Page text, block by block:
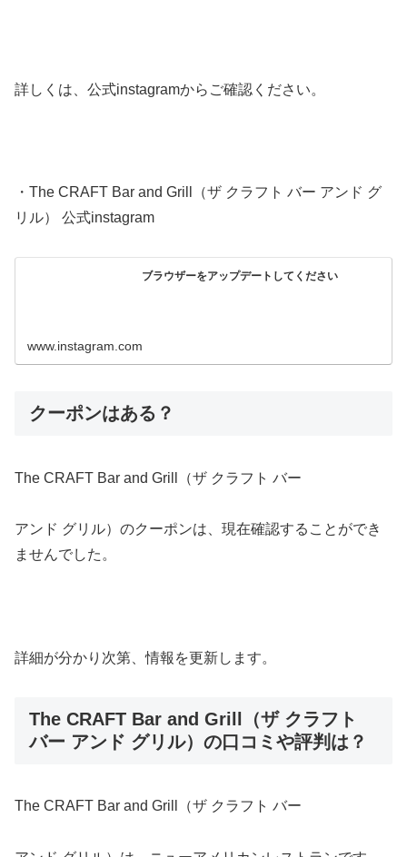
詳しくは、公式instagramからご確認ください。
・The CRAFT Bar and Grill（ザ クラフト バー アンド グ
リル） 公式instagram
ブラウザーをアップデートしてください
www.instagram.com
クーポンはある？
The CRAFT Bar and Grill（ザ クラフト バー
アンド グリル）のクーポンは、現在確認することができ
ませんでした。
詳細が分かり次第、情報を更新します。
The CRAFT Bar and Grill（ザ クラフト
バー アンド グリル）の口コミや評判は？
The CRAFT Bar and Grill（ザ クラフト バー